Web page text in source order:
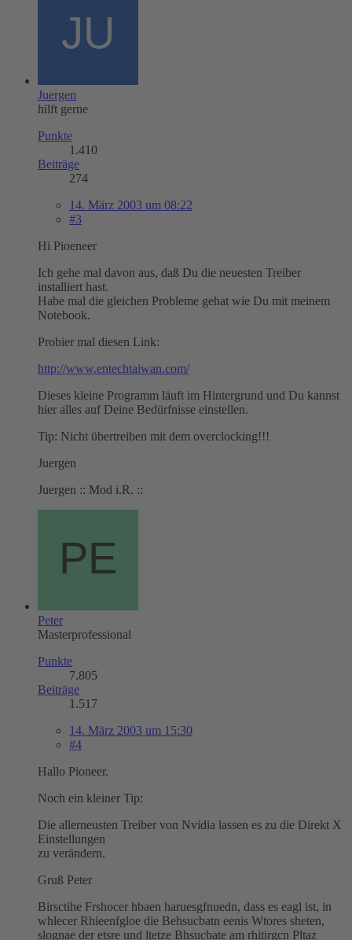
Juergen
hilft gerne
Punkte
1.410
Beiträge
274
14. März 2003 um 08:22
#3
Hi Pioeneer
Ich gehe mal davon aus, daß Du die neuesten Treiber
installiert hast.
Habe mal die gleichen Probleme gehat wie Du mit meinem
Notebook.
Probier mal diesen Link:
http://www.entechtaiwan.com/
Dieses kleine Programm läuft im Hintergrund und Du kannst
hier alles auf Deine Bedürfnisse einstellen.
Tip: Nicht übertreiben mit dem overclocking!!!
Juergen
Juergen :: Mod i.R. ::
Peter
Masterprofessional
Punkte
7.805
Beiträge
1.517
14. März 2003 um 15:30
#4
Hallo Pioneer.
Noch ein kleiner Tip:
Die allerneusten Treiber von Nvidia lassen es zu die Direkt X
Einstellungen
zu verändern.
Gruß Peter
Birsctihe Frshocer hbaen haruesgfnuedn, dass es eagl ist, in
whlecer Rhieenfgloe die Behsucbatn eenis Wtores sheten,
slognae der etsre und ltetze Bhsucbate am rhitirgcn Pltaz